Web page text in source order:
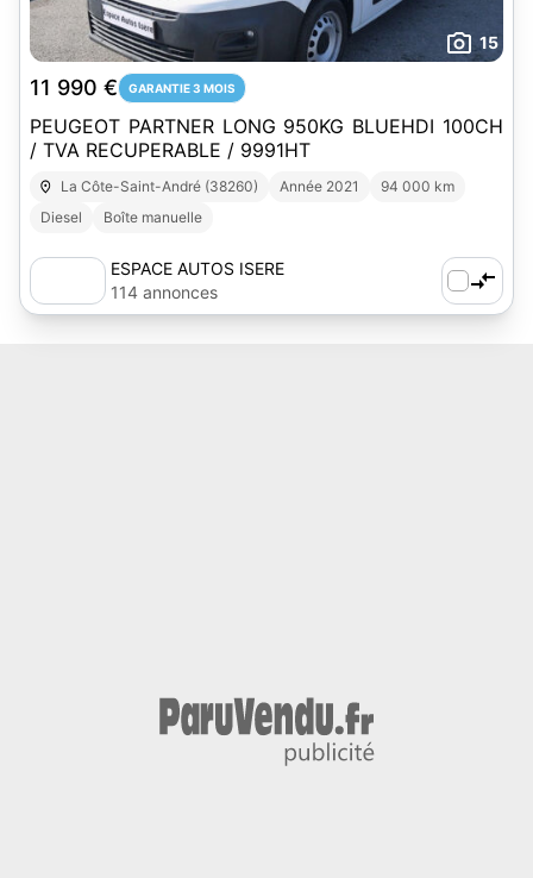
15
11 990 € GARANTIE 3 MOIS
PEUGEOT PARTNER LONG 950KG BLUEHDI 100CH
/ TVA RECUPERABLE / 9991HT
La Côte-Saint-André (38260) Année 2021
94 000 km
Diesel
Boîte manuelle
ESPACE AUTOS ISERE
114 annonces